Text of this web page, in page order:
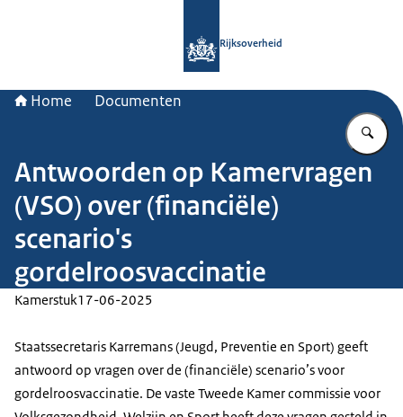
Rijksoverheid
Home Documenten
Antwoorden op Kamervragen
(VSO) over (financiële)
scenario's
gordelroosvaccinatie
Kamerstuk17-06-2025
Staatssecretaris Karremans (Jeugd, Preventie en Sport) geeft
antwoord op vragen over de (financiële) scenario’s voor
gordelroosvaccinatie. De vaste Tweede Kamer commissie voor